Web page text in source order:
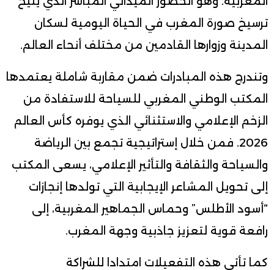
ترسيخ صورة المغرب في الحياة اليومية لسكان
المدينة وزوارها القادمين من مختلف أنحاء العالم.
وتندرج هذه المبادرات ضمن مقاربة شاملة يعتمدها
المكتب الوطني المغربي للسياحة للاستفادة من
الزخم الإعلامي والاستثنائي الذي يوفره كأس العالم
2026. فمن خلال إستراتيجية تجمع بين الرياضة
والسياحة والثقافة والتأثير الإعلامي، يسعى المكتب
إلى تحويل المشاعر الإيجابية التي تولدها إنجازات
“أسود الأطلس” وحماس الجماهير المغربية، إلى
رافعة قوية لتعزيز جاذبية وجهة المغرب.
كما تأتي هذه التفعيلات امتدادا للشراكة